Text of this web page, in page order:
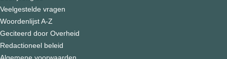
Veelgestelde vragen
Woordenlijst A-Z
Geciteerd door Overheid
Redactioneel beleid
Algemene voorwaarden